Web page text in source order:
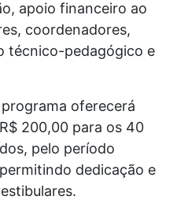
apoio financeiro ao
coordenadores,
técnico-pedagógico e
oferecerá
200,00 para os 40
pelo período
dedicação e